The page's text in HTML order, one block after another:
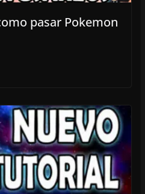
pasar Pokemon